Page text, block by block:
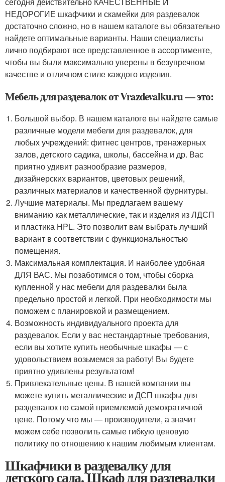
НЕДОРОГИЕ шкафчики и скамейки для раздевалок
достаточно сложно, но в нашем каталоге вы обязательно
найдете оптимальные варианты. Наши специалисты
лично подбирают все представленное в ассортименте,
чтобы вы были максимально уверены в безупречном
качестве и отличном стиле каждого изделия.
Мебель для раздевалок от Vrazdevalku.ru — это:
Большой выбор. В нашем каталоге вы найдете самые
различные модели мебели для раздевалок, для
любых учреждений: фитнес центров, тренажерных
залов, детского садика, школы, бассейна и др. Вас
приятно удивит разнообразие размеров,
дизайнерских вариантов, цветовых решений,
различных материалов и качественной фурнитуры.
Лучшие материалы. Мы предлагаем вашему
вниманию как металлические, так и изделия из ЛДСП
и пластика HPL. Это позволит вам выбрать лучший
вариант в соответствии с функциональностью
помещения.
Максимальная комплектация. И наиболее удобная
ДЛЯ ВАС. Мы позаботимся о том, чтобы сборка
купленной у нас мебели для раздевалки была
предельно простой и легкой. При необходимости мы
поможем с планировкой и размещением.
Возможность индивидуального проекта для
раздевалок. Если у вас нестандартные требования,
если вы хотите купить необычные шкафы — с
удовольствием возьмемся за работу! Вы будете
приятно удивлены результатом!
Привлекательные цены. В нашей компании вы
можете купить металлические и ДСП шкафы для
раздевалок по самой приемлемой демократичной
цене. Потому что мы — производители, а значит
можем себе позволить самые гибкую ценовую
политику по отношению к нашим любимым клиентам.
Шкафчики в раздевалку для
детского сада. Шкаф для раздевалки